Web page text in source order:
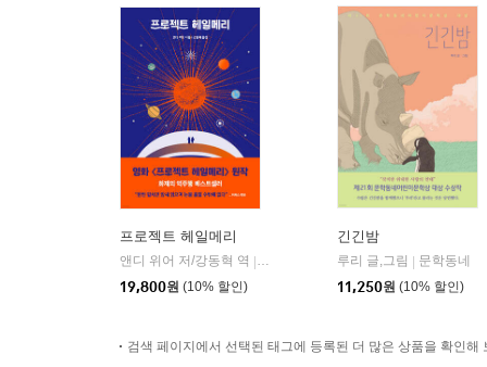
프로젝트 헤일메리
앤디 위어 저/강동혁 역
알에이치코리아(RHK)
19,800원 (10% 할인)
긴긴밤
루리 글,그림
문학동네
11,250원 (10% 할인)
검색 페이지에서 선택된 태그에 등록된 더 많은 상품을 확인해